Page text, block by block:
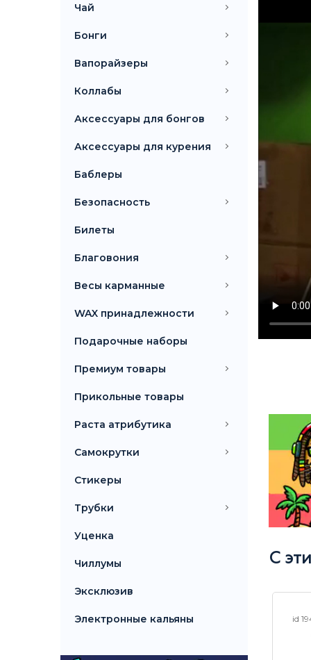
Чай
Бонги
Вапорайзеры
Коллабы
Аксессуары для бонгов
Аксессуары для курения
Баблеры
Безопасность
Билеты
Благовония
Весы карманные
WAX принадлежности
Подарочные наборы
Премиум товары
Прикольные товары
Раста атрибутика
Самокрутки
Стикеры
Трубки
Уценка
Чиллумы
Эксклюзив
Электронные кальяны
С
id 23382 id